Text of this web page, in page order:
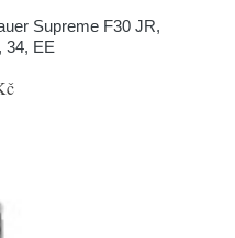
Supreme F30 JR,
34, EE